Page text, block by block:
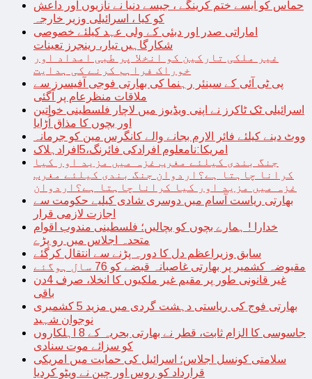
حماس کو ایسے ختم کرینگے ، جیسے دنیا نے نازیوں اور داعش
کو کیا ، اسرائیلی وزیر خارجہ
اماراتی صدر اور دبئی کے ولی عہد کیلئے خصوصی
شکارگاہیں تیار، رینجرز تعینات
غیر ملکی تارکین کو انخلا پر طبی امداد اور
خوراک فراہم کرنے کی ہدایت
پی ٹی آئی کے سینئر رہنما کی بھارتی فوجی آفیسرز سے
ملاقات منظرعام پر آگئی
اسرائیلی ٹک ٹاکرز نے اپنی ویڈیوز میں لاچار فلسطینی خواتین
اور بچوں کا مذاق اُڑایا
ووٹ دینے کیلئے فائر الارم بجانے والے کانگرس مین کو جرمانہ
امریکا:نامعلوم افرادکی فائرنگ،5افرادہلاک
جنگ بندی کیلئے مغرب غزہ میں مزید اور کیا
کرانا چاہتا ہے؟اردوان جنگ بندی کیلئے مغرب
غزہ میں مزید اور کیا کرانا چاہتا ہے؟اردوان
بھارتی ریاست آسام میں دوسری شادی کیلیے حکومت سے
اجازت لازمی قرار
خدارا ! ہمارے بچوں کو بچالیں؛ فلسطینی مندوب اقوام
متحدہ اجلاس میں رو پڑے
سابق وزیراعظم دل کا دورہ پڑنے سے انتقال کرگئے
مقبوضہ کشمیر پر بھارتی غاصبانہ قبضے کو 76 سال ہوگئے
غیر قانونی طور پر مقیم غیر ملکیوں کا انخلا، صرف 4دن
باقی
بھارتی فوج کی ریاستی دہشت گردی میں مزید 5 کشمیری
نوجوان شہید
جاسوسی کا الزام ثابت، قطر نے بھارتی بحریہ کے 8 اہلکاروں
کو سزائے موت سنادی
سلامتی کونسل اجلاس؛ اسرائیل کی حمایت میں امریکی
قرارداد کو روس اور چین نے ویٹو کردیا